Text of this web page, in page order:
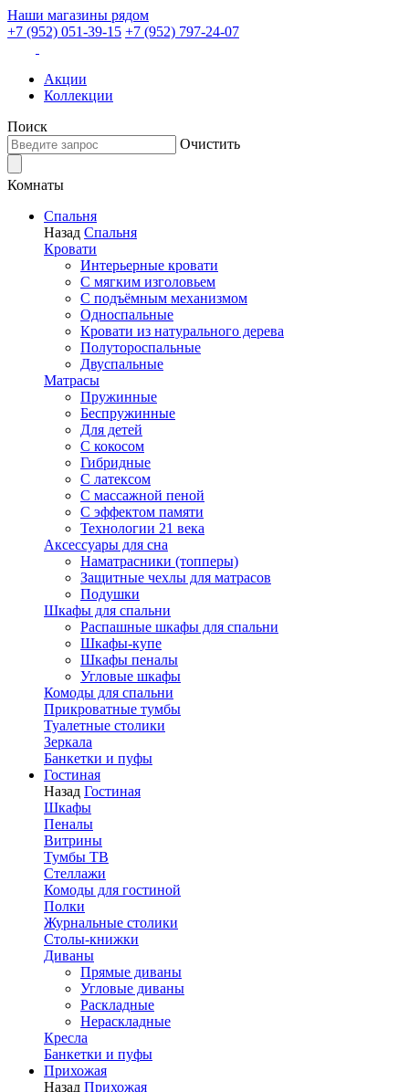
Наши магазины рядом
+7 (952) 051-39-15 +7 (952) 797-24-07
Акции
Коллекции
Поиск
Очистить
Комнаты
Спальня
Назад Спальня
Кровати
Интерьерные кровати
С мягким изголовьем
С подъёмным механизмом
Односпальные
Кровати из натурального дерева
Полутороспальные
Двуспальные
Матрасы
Пружинные
Беспружинные
Для детей
C кокосом
Гибридные
С латексом
С массажной пеной
С эффектом памяти
Технологии 21 века
Аксессуары для сна
Наматрасники (топперы)
Защитные чехлы для матрасов
Подушки
Шкафы для спальни
Распашные шкафы для спальни
Шкафы-купе
Шкафы пеналы
Угловые шкафы
Комоды для спальни
Прикроватные тумбы
Туалетные столики
Зеркала
Банкетки и пуфы
Гостиная
Назад Гостиная
Шкафы
Пеналы
Витрины
Тумбы ТВ
Стеллажи
Комоды для гостиной
Полки
Журнальные столики
Столы-книжки
Диваны
Прямые диваны
Угловые диваны
Раскладные
Нераскладные
Кресла
Банкетки и пуфы
Прихожая
Назад Прихожая